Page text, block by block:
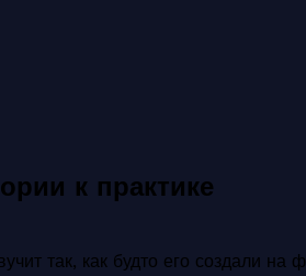
к практике
так, как будто его создали на